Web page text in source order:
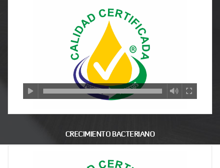
CRECIMIENTO BACTERIANO